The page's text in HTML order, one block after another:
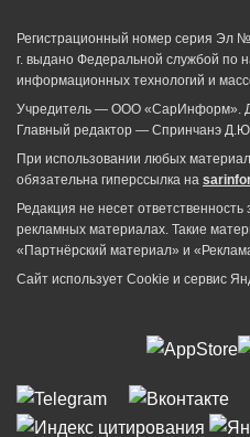
Регистрационный номер серия Эл
г. выдано Федеральной службой по
информационных технологий и
Учредитель — ООО «СарИнформ».
Главный редактор — Спринчанэ Д.Ю.
При использовании любых
обязательна гиперссылка на
Редакция не несет
рекламных материалах. Такие
«Партнёрский материал» и
Сайт использует Cookie и сервиc